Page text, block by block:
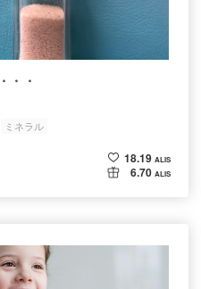
・・
ミネラル
18.19 ALIS
6.70 ALIS